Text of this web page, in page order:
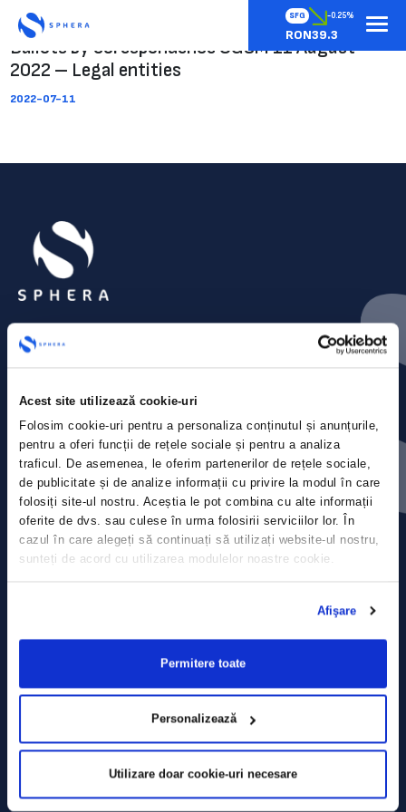
Acest site utilizează cookie-uri
Folosim cookie-uri pentru a personaliza conținutul și anunțurile,
pentru a oferi funcții de rețele sociale și pentru a analiza
traficul. De asemenea, le oferim partenerilor de rețele sociale,
de publicitate și de analize informații cu privire la modul în care
folosiți site-ul nostru. Aceștia le pot combina cu alte informații
oferite de dvs. sau culese în urma folosirii serviciilor lor. În
cazul în care alegeți să continuați să utilizați website-ul nostru,
sunteți de acord cu utilizarea modulelor noastre cookie.
Afişare
Permitere toate
Personalizează
Utilizare doar cookie-uri necesare
SFG -0.25%
RON39.3
Ballots by corespondence OGSM 11 August
2022 – Legal entities
2022-07-11
Press releases
Privacy Policy